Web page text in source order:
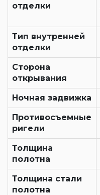
отделки
Тип внутренней
отделки
Сторона
открывания
Ночная задвижка
Противосъемные
ригели
Толщина
полотна
Толщина стали
полотна